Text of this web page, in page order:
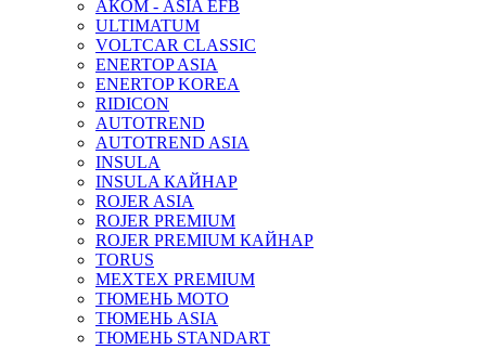
АКОМ - ASIA EFB
ULTIMATUM
VOLTCAR CLASSIC
ENERTOP ASIA
ENERTOP KOREA
RIDICON
AUTOTREND
AUTOTREND ASIA
INSULA
INSULA КАЙНАР
ROJER ASIA
ROJER PREMIUM
ROJER PREMIUM КАЙНАР
TORUS
MEXTEX PREMIUM
ТЮМЕНЬ МОТО
ТЮМЕНЬ ASIA
ТЮМЕНЬ STANDART